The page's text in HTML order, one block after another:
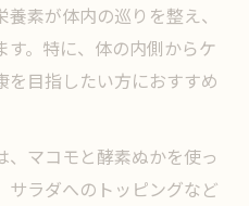
素が体内の巡りを整え、
。特に、体の内側からケ
を目指したい方におすすめ
マコモと酵素ぬかを使っ
サラダへのトッピングなど